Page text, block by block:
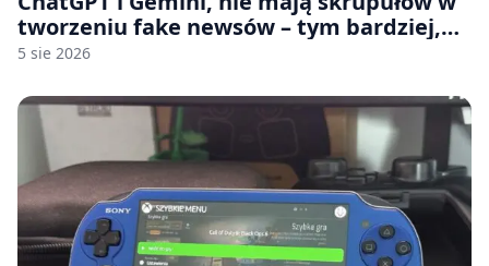
tworzeniu fake newsów – tym bardziej,
jeśli rozmawiasz z nimi po polsku
5 sie 2026